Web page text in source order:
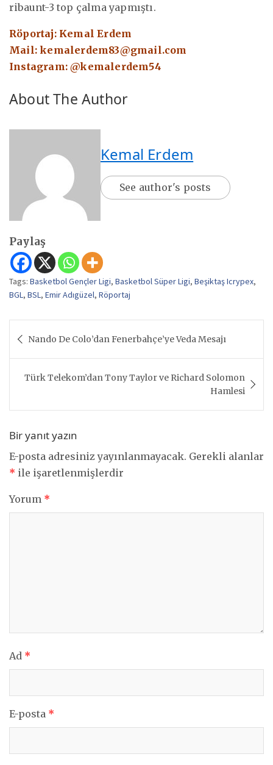
ribaunt-3 top çalma yapmıştı.
Röportaj: Kemal Erdem
Mail:kemalerdem83@gmail.com
Instagram: @kemalerdem54
About The Author
Kemal Erdem
See author's posts
Paylaş
Tags: Basketbol Gençler Ligi, Basketbol Süper Ligi, Beşiktaş Icrypex,
BGL, BSL, Emir Adıgüzel, Röportaj
gezinmesi
Nando De Colo’dan Fenerbahçe’ye Veda Mesajı
Türk Telekom’dan Tony Taylor ve Richard Solomon
Hamlesi
Bir yanıt yazın
E-posta adresiniz yayınlanmayacak. Gerekli alanlar
* ile işaretlenmişlerdir
Yorum *
Ad *
E-posta *